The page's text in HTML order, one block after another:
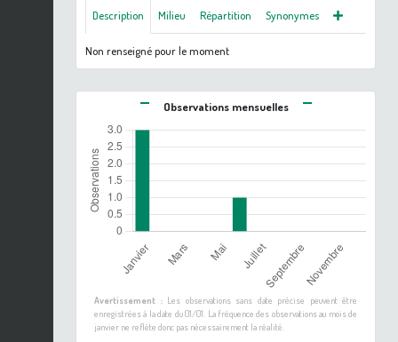
Description Milieu Répartition Synonymes
Non renseigné pour le moment
Observations mensuelles
Avertissement :Les observations sans date précise peuvent être
enregistrées à la date du 01/01. La fréquence des observations au mois de
janvier ne reflète donc pas nécessairement la réalité.